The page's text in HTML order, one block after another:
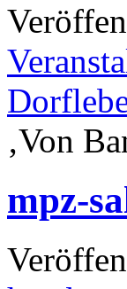
‚Von
mpz-